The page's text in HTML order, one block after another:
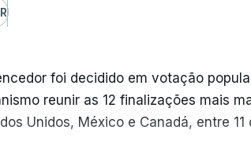
foi decidido em votação
reunir as 12 finalizações mais
Unidos, México e Canadá, entre 11